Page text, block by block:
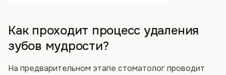
Как проходит процесс удаления
зубов мудрости?
На предварительном этапе стоматолог проводит